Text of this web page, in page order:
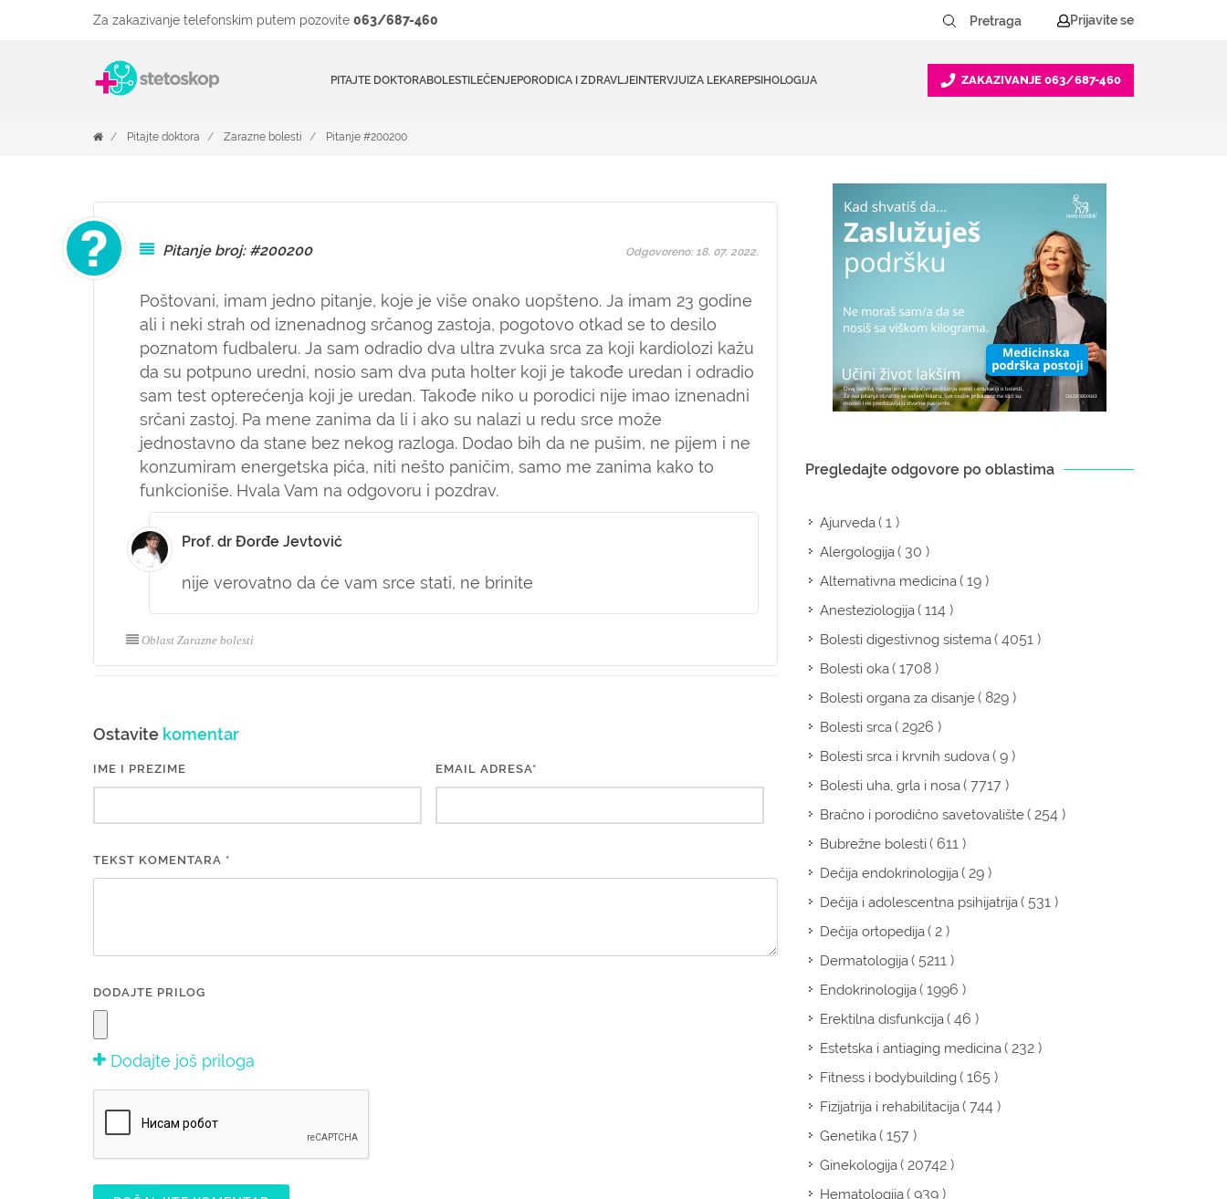
Za zakazivanje telefonskim putem pozovite 063/687-460 Prijavite se
PITAJTE DOKTORABOLESTILEČENJEPORODICA I ZDRAVLJEINTERVJUIZA LEKAREPSIHOLOGIJA ZAKAZIVANJE 063/687-460
Pitajte doktora Zarazne bolesti Pitanje #200200
Pitanje broj: #200200
Poštovani, imam jedno pitanje, koje je više onako uopšteno. Ja imam 23 godine
ali i neki strah od iznenadnog srčanog zastoja, pogotovo otkad se to desilo
poznatom fudbaleru. Ja sam odradio dva ultra zvuka srca za koji kardiolozi kažu
da su potpuno uredni, nosio sam dva puta holter koji je takođe uredan i odradio
sam test opterećenja koji je uredan. Takođe niko u porodici nije imao iznenadni
srčani zastoj. Pa mene zanima da li i ako su nalazi u redu srce može
jednostavno da stane bez nekog razloga. Dodao bih da ne pušim, ne pijem i ne
konzumiram energetska pića, niti nešto paničim, samo me zanima kako to
funkcioniše. Hvala Vam na odgovoru i pozdrav.
Odgovoreno: 18. 07. 2022.
Prof. dr Đorđe Jevtović
nije verovatno da će vam srce stati, ne brinite
Oblast Zarazne bolesti
Ostavite komentar
IME I PREZIME EMAIL ADRESA*
TEKST KOMENTARA *
DODAJTE PRILOG
Dodajte još priloga
Pregledajte odgovore po oblastima
Ajurveda( 1 )
Alergologija( 30 )
Alternativna medicina( 19 )
Anesteziologija( 114 )
Bolesti digestivnog sistema( 4051 )
Bolesti oka( 1708 )
Bolesti organa za disanje( 829 )
Bolesti srca( 2926 )
Bolesti srca i krvnih sudova( 9 )
Bolesti uha, grla i nosa( 7717 )
Bračno i porodično savetovalište( 254 )
Bubrežne bolesti( 611 )
Dečija endokrinologija( 29 )
Dečija i adolescentna psihijatrija( 531 )
Dečija ortopedija( 2 )
Dermatologija( 5211 )
Endokrinologija( 1996 )
Erektilna disfunkcija( 46 )
Estetska i antiaging medicina( 232 )
Fitness i bodybuilding( 165 )
Fizijatrija i rehabilitacija( 744 )
Genetika( 157 )
Ginekologija( 20742 )
Hematologija( 939 )